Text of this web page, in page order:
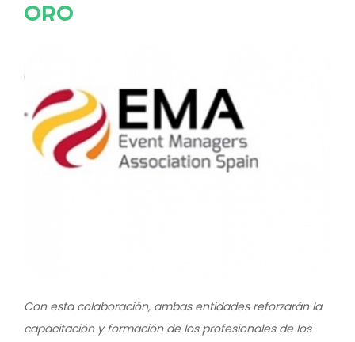
ORO
Con esta colaboración, ambas entidades reforzarán la
capacitación y formación de los profesionales de los